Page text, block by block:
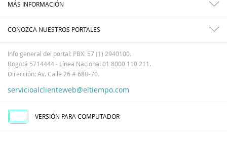
MÁS INFORMACIÓN
CONOZCA NUESTROS PORTALES
Info general del portal: PBX: 57 (1) 2940100.
Bogotá 5714444 - Línea Nacional 01 8000 110 211.
Dirección: Av. Calle 26 # 68B-70.
servicioalclienteweb@eltiempo.com
VERSIÓN PARA COMPUTADOR